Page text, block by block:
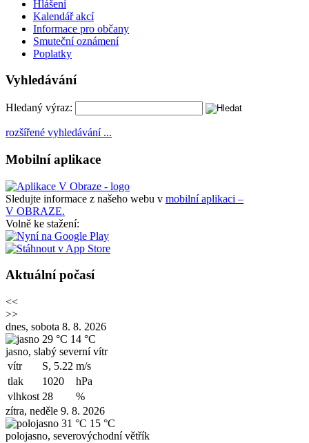
Hlášení
Kalendář akcí
Informace pro občany
Smuteční oznámení
Poplatky
Vyhledávání
Hledaný výraz:
rozšířené vyhledávání ...
Mobilní aplikace
Sledujte informace z našeho webu v mobilní aplikaci –
V OBRAZE.
Volně ke stažení:
Aktuální počasí
<<
>>
dnes, sobota 8. 8. 2026
29 °C 14 °C
jasno, slabý severní vítr
vítr
S, 5.22 m/s
tlak
1020
hPa
vlhkost 28
%
zítra, neděle 9. 8. 2026
31 °C 15 °C
polojasno, severovýchodní větřík